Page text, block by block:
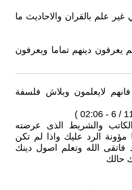
علم بالقران والاحاديث ما
يعرفون دينهم تماما ويعرفون
لايعلمون وبلاش فلسفة
والشريط الذى عرضته
مؤونة الرد عليك واذا لم تكن
الله وتعلم اصول دينك
حالك